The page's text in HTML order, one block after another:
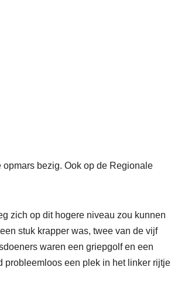
bezig. Ook op de Regionale
zich op dit hogere niveau zou kunnen
stuk krapper was, twee van de vijf
waren een griepgolf en een
probleemloos een plek in het linker rijtje